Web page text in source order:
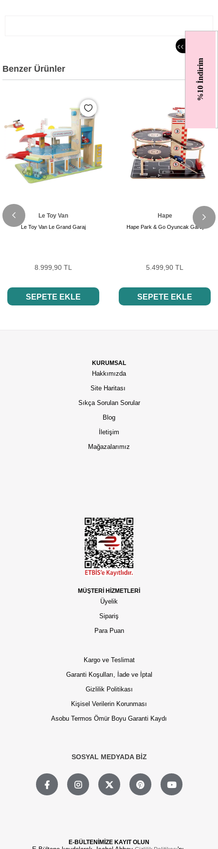
%10 İndirim
‹‹
Benzer Ürünler
Le Toy Van
Le Toy Van Le Grand Garaj
8.999,90 TL
SEPETE EKLE
Hape
Hape Park & Go Oyuncak Garaj
5.499,90 TL
SEPETE EKLE
KURUMSAL
Hakkımızda
Site Haritası
Sıkça Sorulan Sorular
Blog
İletişim
Mağazalarımız
MÜŞTERİ HİZMETLERİ
Üyelik
Sipariş
Para Puan
Kargo ve Teslimat
Garanti Koşulları, İade ve İptal
Gizlilik Politikası
Kişisel Verilerin Korunması
Asobu Termos Ömür Boyu Garanti Kaydı
SOSYAL MEDYADA BİZ
E-BÜLTENİMİZE KAYIT OLUN